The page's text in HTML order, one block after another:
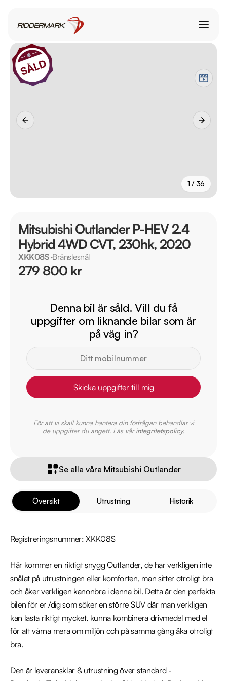
1 / 36
Översikt Utrustning Historik
Registreringsnummer: XKK08S
Här kommer en riktigt snygg Outlander, de har verkligen inte
snålat på utrustningen eller komforten, man sitter otroligt bra
och åker verkligen kanonbra i denna bil. Detta är den perfekta
bilen för er /dig som söker en större SUV där man verkligen
kan lasta riktigt mycket, kunna kombinera drivmedel med el
för att värna mera om miljön och på samma gång åka otroligt
bra.
Den är leveransklar & utrustning över standard -
Mitsubishi Outlander P-HEV 2.4
Hybrid 4WD CVT, 230hk, 2020
XKK08S·Bränslesnål
279 800 kr
Denna bil är såld. Vill du få
uppgifter om liknande bilar som är
på väg in?
Skicka uppgifter till mig
För att vi skall kunna hantera din förfrågan behandlar vi
de uppgifter du angett. Läs vårintegritetspolicy.
Se alla våra Mitsubishi Outlander